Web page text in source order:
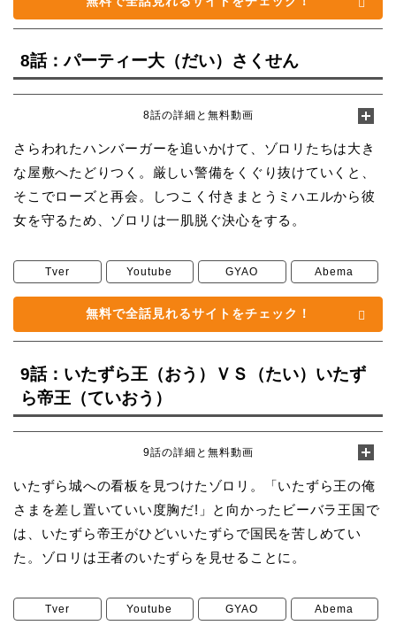
8話：パーティー大（だい）さくせん
8話の詳細と無料動画
さらわれたハンバーガーを追いかけて、ゾロリたちは大き
な屋敷へたどりつく。厳しい警備をくぐり抜けていくと、
そこでローズと再会。しつこく付きまとうミハエルから彼
女を守るため、ゾロリは一肌脱ぐ決心をする。
Tver Youtube GYAO Abema
無料で全話見れるサイトをチェック！
9話：いたずら王（おう）ＶＳ（たい）いたず
ら帝王（ていおう）
9話の詳細と無料動画
いたずら城への看板を見つけたゾロリ。「いたずら王の俺
さまを差し置いていい度胸だ!」と向かったビーバラ王国で
は、いたずら帝王がひどいいたずらで国民を苦しめてい
た。ゾロリは王者のいたずらを見せることに。
Tver Youtube GYAO Abema